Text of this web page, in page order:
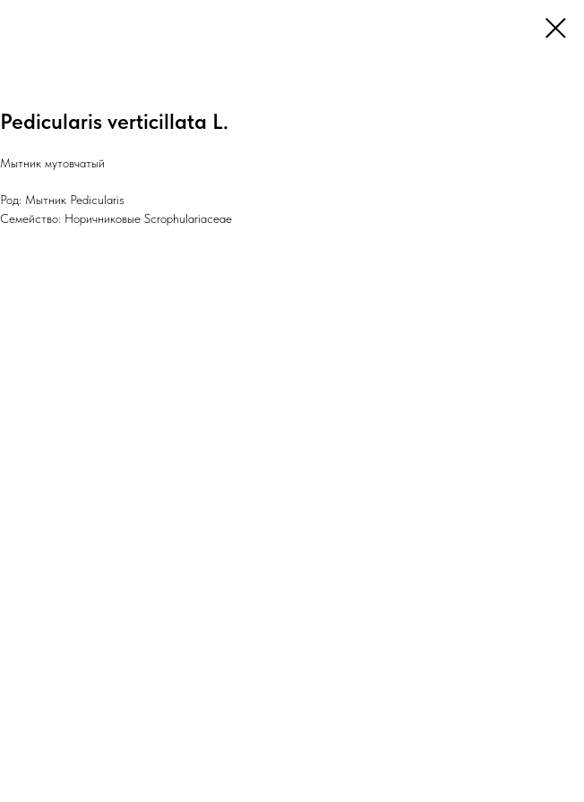
Pedicularis verticillata L.
Мытник мутовчатый
Род: Мытник Pedicularis
Семейство: Норичниковые Scrophulariaceae